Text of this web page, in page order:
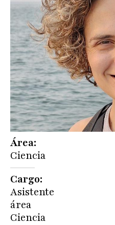
Área
Ciencia
Cargo
Asistente
área
Ciencia